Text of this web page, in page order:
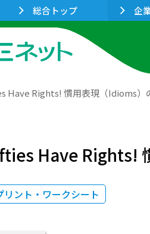
総合トップ 企
Have Rights! 慣用表現（Idioms）
Have Rights!
リント・ワークシート